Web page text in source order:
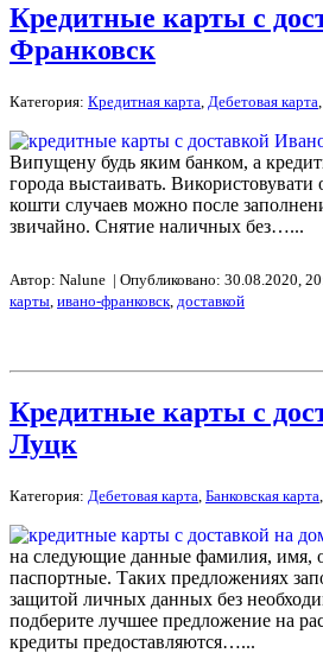
Кредитные карты с
Франковск
Категория: Кредитная карта, Дебетовая карта,
Випущену будь яким банком, а
города выстаивать. Використовувати
кошти случаев можно после
звичайно. Снятие наличных без…...
Автор: Nalune | Опубликовано: 30.08.2020,
карты, ивано-франковск, доставкой
Кредитные карты с
Луцк
Категория: Дебетовая карта Банковская карта
на следующие данные фамилия, имя,
паспортные. Таких предложениях
защитой личных данных без
подберите лучшее предложение на
кредиты предоставляются…...